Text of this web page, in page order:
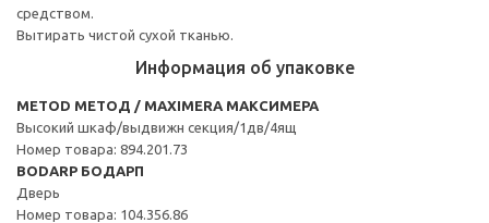
средством.
Вытирать чистой сухой тканью.
Информация об упаковке
METOD МЕТОД / MAXIMERA МАКСИМЕРА
Высокий шкаф/выдвижн секция/1дв/4ящ
Номер товара: 894.201.73
BODARP БОДАРП
Дверь
Номер товара: 104.356.86